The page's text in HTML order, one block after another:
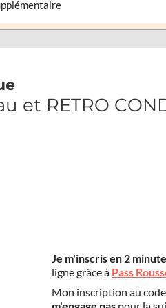
et RETRO
Je m'inscris en 2
ligne grâce à Pass
Mon inscription au